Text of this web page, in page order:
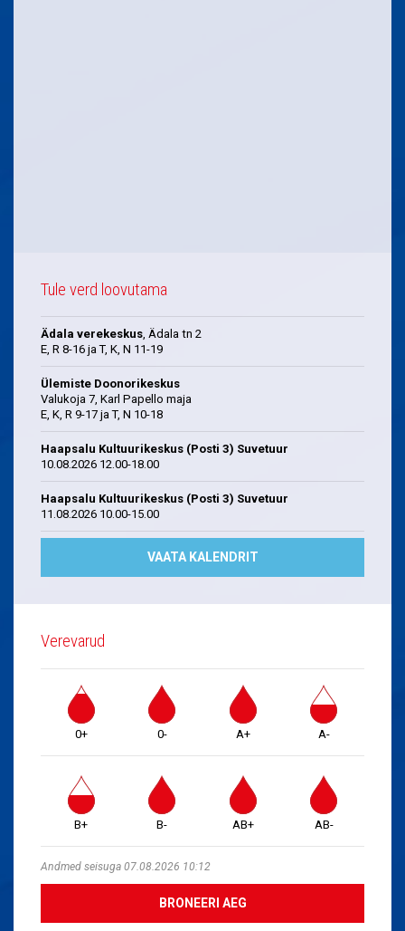
Tule verd loovutama
Ädala verekeskus, Ädala tn 2
E, R 8-16 ja T, K, N 11-19
Ülemiste Doonorikeskus
Valukoja 7, Karl Papello maja
E, K, R 9-17 ja T, N 10-18
Haapsalu Kultuurikeskus (Posti 3) Suvetuur
10.08.2026 12.00-18.00
Haapsalu Kultuurikeskus (Posti 3) Suvetuur
11.08.2026 10.00-15.00
VAATA KALENDRIT
Verevarud
0+ 0- A+ A-
B+ B- AB+ AB-
Andmed seisuga 07.08.2026 10:12
BRONEERI AEG